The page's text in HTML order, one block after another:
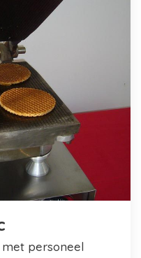
met personeel